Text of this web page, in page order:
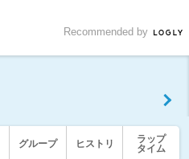
Recommended by
グループ ヒストリ
ラップ
タイム